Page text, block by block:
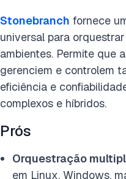
Stonebranch fornece
universal para
ambientes. Permite que
gerenciem e controlem
eficiência e
complexos e híbridos.
Prós
Orquestração
em Linux, Windows,